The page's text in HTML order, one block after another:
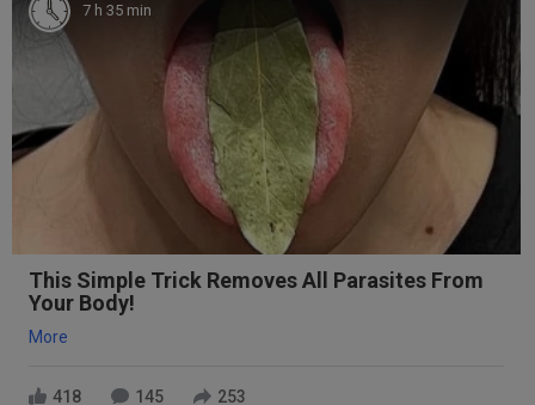
7 h 35 min
This Simple Trick Removes All Parasites From
Your Body!
More
418 145 253